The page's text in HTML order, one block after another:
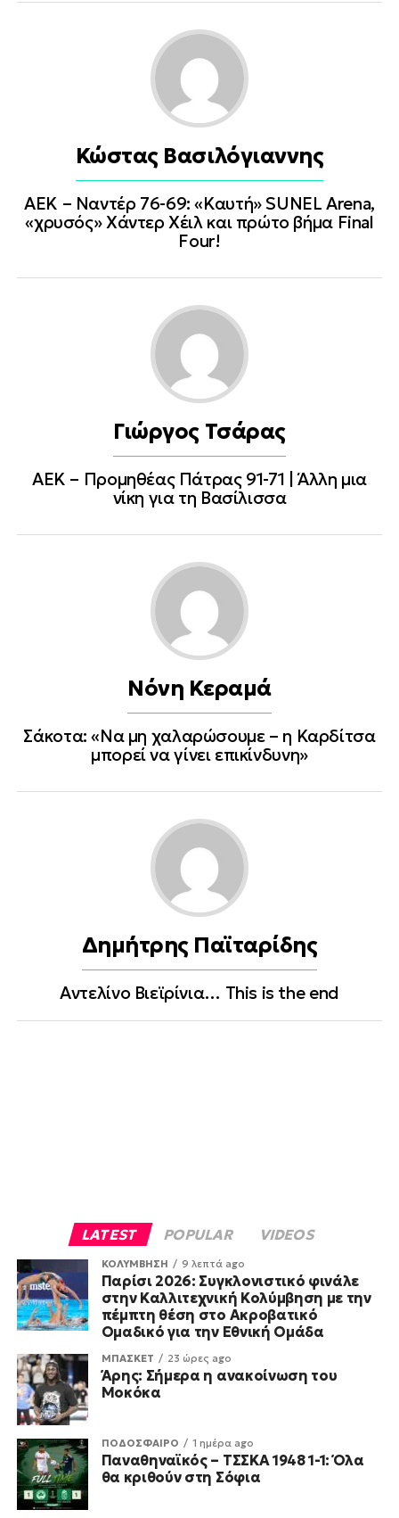
Κώστας Βασιλόγιαννης
ΑΕΚ – Ναντέρ 76-69: «Καυτή» SUNEL Arena,
«χρυσός» Χάντερ Χέιλ και πρώτο βήμα Final
Four!
Γιώργος Τσάρας
ΑΕΚ – Προμηθέας Πάτρας 91-71 | Άλλη μια
νίκη για τη Βασίλισσα
Νόνη Κεραμά
Σάκοτα: «Να μη χαλαρώσουμε – η Καρδίτσα
μπορεί να γίνει επικίνδυνη»
Δημήτρης Παϊταρίδης
Αντελίνο Βιεϊρίνια… This is the end
LATEST POPULAR VIDEOS
ΚΟΛΥΜΒΗΣΗ 9 λεπτά ago
Παρίσι 2026: Συγκλονιστικό φινάλε
στην Καλλιτεχνική Κολύμβηση με την
πέμπτη θέση στο Ακροβατικό
Ομαδικό για την Εθνική Ομάδα
ΜΠΑΣΚΕΤ 23 ώρες ago
Άρης: Σήμερα η ανακοίνωση του
Μοκόκα
ΠΟΔΟΣΦΑΙΡΟ 1 ημέρα ago
Παναθηναϊκός – ΤΣΣΚΑ 1948 1-1: Όλα
θα κριθούν στη Σόφια